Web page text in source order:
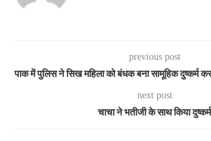
previous post
पाक में पुलिस ने सिख महिला को बंधक बना सामूहिक दुष्कर्म
next post
चाचा ने भतीजी के साथ किया दुष्कर्म